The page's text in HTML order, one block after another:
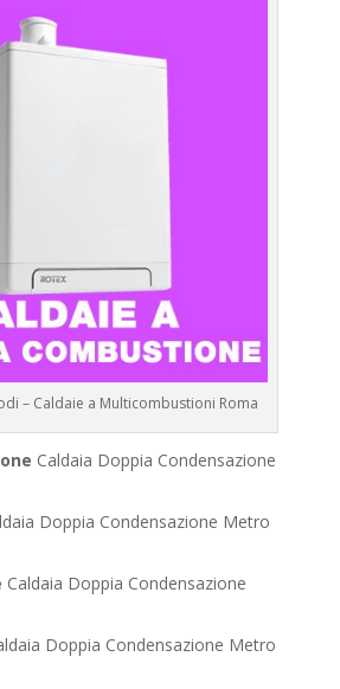
– Caldaie a Multicombustioni Roma
Caldaia Doppia Condensazione
Doppia Condensazione Metro
Caldaia Doppia Condensazione
Doppia Condensazione Metro